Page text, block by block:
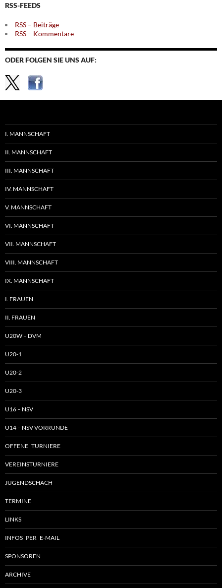
RSS-FEEDS
RSS – Beiträge
RSS – Kommentare
ODER FOLGEN SIE UNS AUF:
I. MANNSCHAFT
II. MANNSCHAFT
III. MANNSCHAFT
IV. MANNSCHAFT
V. MANNSCHAFT
VI. MANNSCHAFT
VII. MANNSCHAFT
VIII. MANNSCHAFT
IX. MANNSCHAFT
I. FRAUEN
II. FRAUEN
U20W – DVM
U20-1
U20-2
U20-3
U16 – NSV
U14 – NSV VORRUNDE
OFFENE TURNIERE
VEREINSTURNIERE
JUGENDSCHACH
TERMINE
LINKS
INFOS PER E-MAIL
SPONSOREN
ARCHIVE